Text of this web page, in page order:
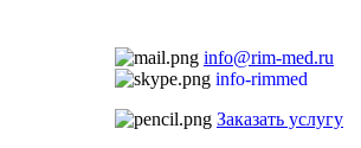
info@rim-med.ru
info-rimmed
Заказать услугу